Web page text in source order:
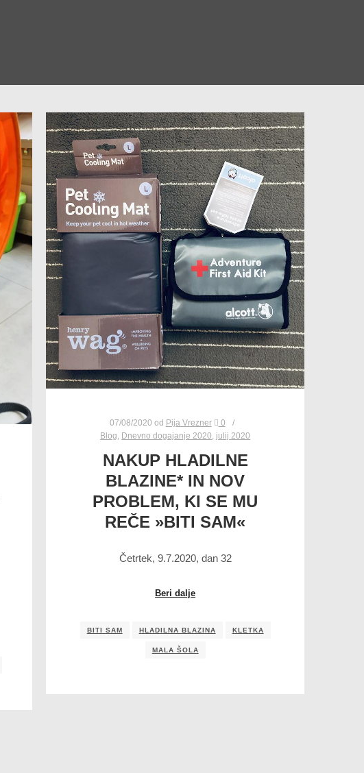
07/08/2020 od Pija Vrezner
0
Blog
Dnevno dogajanje 2020 julij 2020
NAKUP HLADILNE
BLAZINE* IN NOV
PROBLEM, KI SE MU
REČE »BITI SAM«
Četrtek, 9.7.2020, dan 32
Beri dalje
BITI SAM HLADILNA BLAZINA KLETKA
MALA ŠOLA